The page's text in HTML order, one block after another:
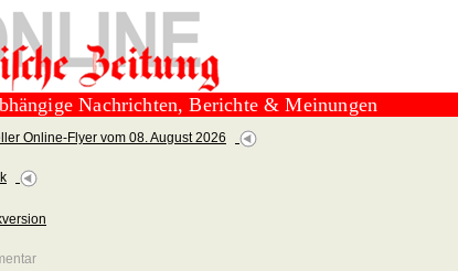
Nachrichten, Berichte & Meinungen
Online-Flyer vom 08. August 2026